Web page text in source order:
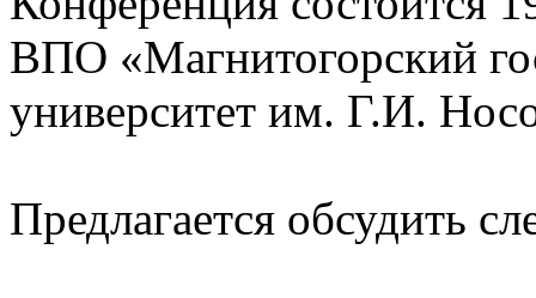
ВПО «Магнитогорский
университет им. Г.И.
Предлагается обсудить